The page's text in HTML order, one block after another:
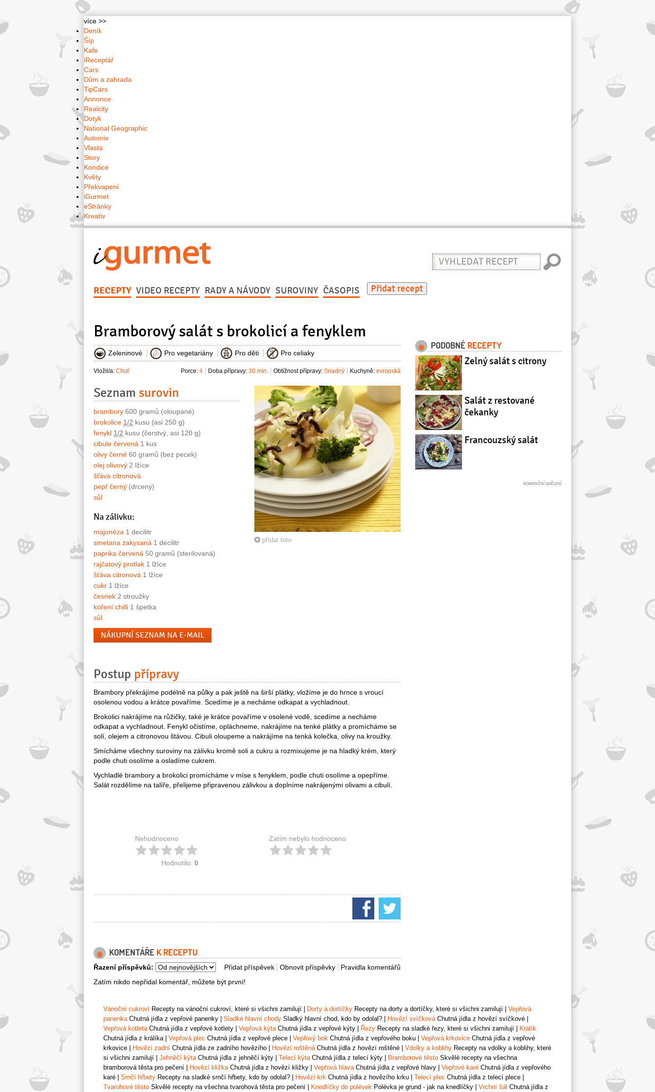
více >>
Deník
Šíp
Kafe
iReceptář
Cars
Dům a zahrada
TipCars
Annonce
Realcity
Dotyk
National Geographic
Automix
Vlasta
Story
Kondice
Květy
Překvapení
iGurmet
eStránky
Kreativ
Vyhledat
recept
RECEPTY VIDEO RECEPTY RADY A NÁVODY SUROVINY ČASOPIS Přidat recept
Bramborový salát s brokolicí a fenyklem
Zeleninové Pro vegetariány Pro děti Pro celiaky
Vložil/a: Chuť Kuchyně: evropská
Obtížnost přípravy: Snadný
Doba přípravy: 30 min.
Porce: 4
přidat foto
Seznam surovin
brambory 600 gramů (oloupané)
brokolice 1/2 kusu (asi 250 g)
fenykl 1/2 kusu (čerstvý, asi 120 g)
cibule červená 1 kus
olivy černé 60 gramů (bez pecek)
olej olivový 2 lžíce
šťáva citronová
pepř černý (drcený)
sůl
Na zálivku:
majonéza 1 decilitr
smetana zakysaná 1 decilitr
paprika červená 50 gramů (sterilovaná)
rajčatový protlak 1 lžíce
šťáva citronová 1 lžíce
cukr 1 lžíce
česnek 2 stroužky
koření chilli 1 špetka
sůl
NÁKUPNÍ SEZNAM NA E-MAIL
Postup přípravy
Brambory překrájíme podélně na půlky a pak ještě na širší plátky, vložíme je do hrnce s vroucí
osolenou vodou a krátce povaříme. Scedíme je a necháme odkapat a vychladnout.
Brokolici nakrájíme na růžičky, také je krátce povaříme v osolené vodě, scedíme a necháme
odkapat a vychladnout. Fenykl očistíme, opláchneme, nakrájíme na tenké plátky a promícháme se
solí, olejem a citronovou štávou. Cibuli oloupeme a nakrájíme na tenká kolečka, olivy na kroužky.
Smícháme všechny suroviny na zálivku kromě soli a cukru a rozmixujeme je na hladký krém, který
podle chuti osolíme a osladíme cukrem.
Vychladlé brambory a brokolici promícháme v míse s fenyklem, podle chuti osolíme a opepříme.
Salát rozdělíme na talíře, přelijeme připravenou zálivkou a doplníme nakrájenými olivami a cibulí.
Nehodnoceno
Hodnotilo: 0
Zatím nebylo hodnoceno
KOMENTÁŘE K RECEPTU
Pravidla komentářů
Obnovit příspěvky
Přidat příspěvek
Řazení příspěvků:
Zatím nikdo nepřidal komentář, můžete být první!
PODOBNÉ RECEPTY
Zelný salát s citrony
Salát z restované
čekanky
Francouzský salát
Vánoční cukroví Recepty na vánoční cukroví, které si všichni zamilují Dorty a dortíčky Recepty na dorty a dortíčky, které si všichni zamilují
Vepřová
panenkaChutná jídla z vepřové panenky Sladké hlavní chody Sladký hlavní chod, kdo by odolal? Hovězí svíčkováChutná jídla z hovězí svíčkové
Vepřová kotletaChutná jídla z vepřové kotlety Vepřová kýtaChutná jídla z vepřové kýty Řezy Recepty na sladké řezy, které si všichni zamilují
Králík
Chutná jídla z králíka| Vepřová plec Chutná jídla z vepřové plece Vepřový bok Chutná jídla z vepřového boku Vepřová krkovice Chutná jídla z vepřové
krkovice
Hovězí zadní Chutná jídla ze zadního hovězího Hovězí roštěnáChutná jídla z hovězí roštěné Vdolky a koblihy Recepty na vdolky a koblihy, které
si všichni zamilují
Jehněčí kýtaChutná jídla z jehněčí kýty Telecí kýtaChutná jídla z telecí kýty Bramborové těsto Skvělé recepty na všechna
bramborová těsta pro pečení
Hovězí kližkaChutná jídla z hovězí kližky Vepřová hlavaChutná jídla z vepřové hlavy Vepřové karé Chutná jídla z vepřového
karé
Srnčí hřbety Recepty na sladké srnčí hřbety, kdo by odolal? Hovězí krk Chutná jídla z hovězího krku Telecí plec Chutná jídla z telecí plece
Tvarohové těsto Skvělé recepty na všechna tvarohová těsta pro pečení Knedlíčky do polévek Polévka je grund - jak na knedlíčky Vrchní šál Chutná jídla z